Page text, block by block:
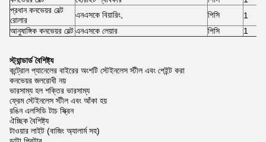
প্রধান কনভেয়র বেল্ট
রোলার
এনএসকে বিয়ারিং, পিসি
1
আনুষাঙ্গিক কনভেয়র বেল্টএনএসকে লেয়ার পিসি 1
স্ট্যান্ডার্ড বৈশিষ্ট্য
কন্ট্রোল প্যানেলের বাইরের অংশটি স্টেইনলেস স্টীল এবং পেইন্ট করা
কনভেয়র জলরোধী নয়
ভারসাম্য হল শক্তির ভারসাম্য
ফ্রেম স্টেইনলেস স্টীল এবং আঁকা হয়
রঙিন এলসিডি টাচ স্ক্রিন
ঐচ্ছিক বৈশিষ্ট্য
টাওয়ার লাইট (বাজিং অ্যালার্ম সহ)